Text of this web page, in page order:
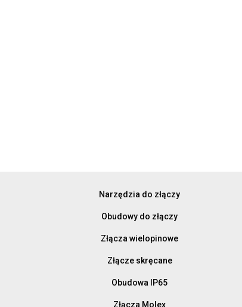
Narzędzia do złączy
Obudowy do złączy
Złącza wielopinowe
Złącze skręcane
Obudowa IP65
Złącza Molex